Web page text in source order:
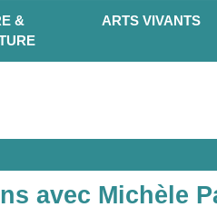
&
ARTS VIVANTS
avec Michèle